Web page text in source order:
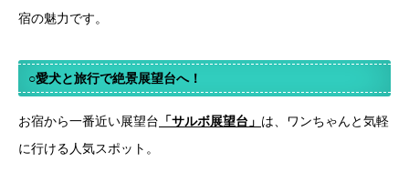
宿の魅力です。
○愛犬と旅行で絶景展望台へ！
お宿から一番近い展望台 「サルボ展望台」 は、ワンちゃんと気軽
に行ける人気スポット。